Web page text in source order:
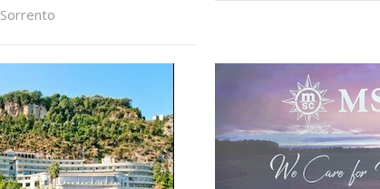
Sorrento